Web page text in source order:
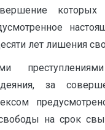
которых
лет лишения
за
на срок